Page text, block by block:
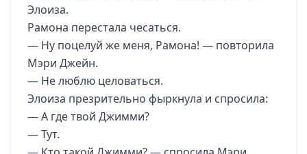
Элоиза.
Рамона перестала чесаться.
— Ну поцелуй же меня, Рамона! — повторила
Мэри Джейн.
— Не люблю целоваться.
Элоиза презрительно фыркнула и спросила:
— А где твой Джимми?
— Тут.